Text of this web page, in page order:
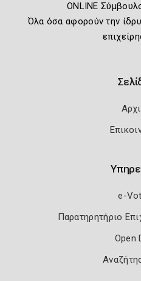
ONLINE
Όλα όσα αφορούν την
e-
Παρατηρητήριο
Open